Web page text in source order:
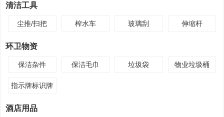
清洁工具
尘推/扫把 榨水车 玻璃刮 伸缩杆
环卫物资
保洁杂件 保洁毛巾 垃圾袋 物业垃圾桶
指示牌标识牌
酒店用品